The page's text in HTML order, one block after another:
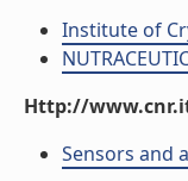
Institute of
Http://
Sensors and